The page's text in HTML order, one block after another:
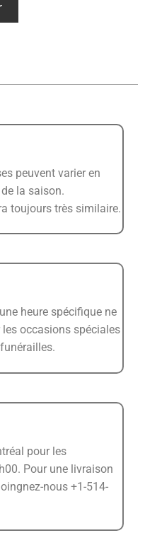
peuvent varier en
la saison.
toujours très similaire.
heure spécifique ne
occasions spéciales
pour les
Pour une livraison
nous +1-514-